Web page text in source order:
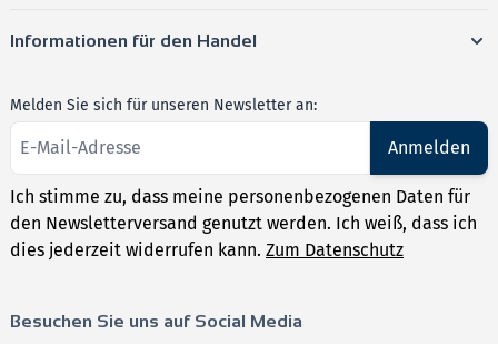
Informationen für den Handel
Melden Sie sich für unseren Newsletter an:
Anmelden
Ich stimme zu, dass meine personenbezogenen Daten für
den Newsletterversand genutzt werden. Ich weiß, dass ich
dies jederzeit widerrufen kann. Zum Datenschutz
Besuchen Sie uns auf Social Media